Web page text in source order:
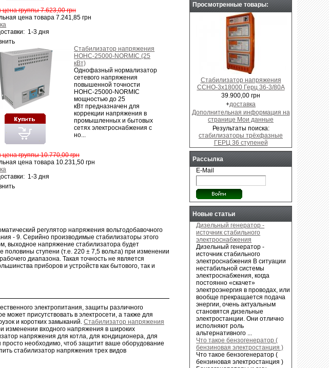
цена группы 7.623,00 грн
цена товара 7.241,85 грн
1-3 дня
Стабилизатор напряжения
НОНС-25000-NORMIC (25
кВт)
Однофазный нормализатор
сетевого напряжения
повышенной точности
НОНС-25000-NORMIC
мощностью до 25
кВт предназначен для
коррекции напряжения в
промышленных и бытовых
сетях электроснабжения с
но...
цена группы 10.770,00 грн
цена товара 10.231,50 грн
1-3 дня
регулятор напряжения вольтодобавочного
- 9. Серийно производимые стабилизаторы этого
выходное напряжение стабилизатора будет
половины ступени (т.е. 220 ± 7,5 вольта) при изменении
диапазона. Такая точность не является
приборов и устройств как бытового, так и
электропитания, защиты различного
присутствовать в электросети, а также для
и коротких замыканий. Cтабилизатор напряжения
изменении входного напряжения в широких
напряжения для котла, для кондиционера, для
необходимо, чтоб защитит ваше оборудование
стабилизатор напряжения трех видов
Просмотренные товары:
Стабилизатор напряжения
ССНО-3х18000 Герц 36-3/80А
39.900,00 грн
+доставка
Дополнительная информация на
странице Мои данные
Результаты поиска:
стабилизаторы трёхфазные
ГЕРЦ 36 ступеней
Рассылка
E-Mail
Новые статьи
Дизельный генератор -
источник стабильного
электроснабжения
Дизельный генератор -
источник стабильного
электроснабжения В ситуации
нестабильной системы
электроснабжения, когда
постоянно «скачет»
электроэнергия в проводах, или
вообще прекращается подача
энергии, очень актуальным
становятся дизельные
электростанции. Они отлично
исполняют роль
альтернативного ...
Что такое бензогенератор (
бензиновая электростанция )
Что такое бензогенератор (
бензиновая электростанция )